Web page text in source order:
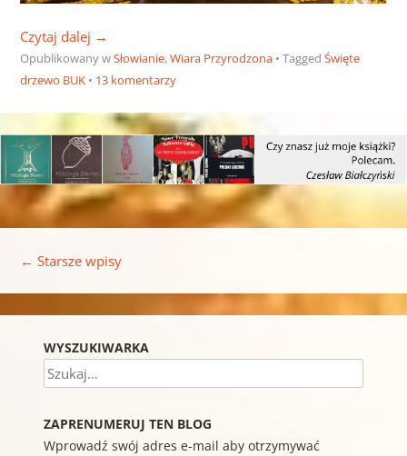
Czytaj dalej →
Opublikowany wSłowianie,Wiara Przyrodzona Tagged Święte
drzewo BUK
13 komentarzy
← Starsze wpisy
WYSZUKIWARKA
Szukaj
ZAPRENUMERUJ TEN BLOG
Wprowadź swój adres e-mail aby otrzymywać